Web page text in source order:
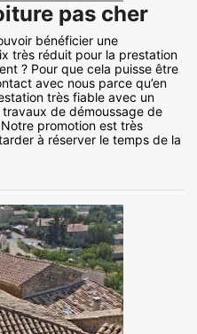
pas cher
bénéficier une
très réduit pour la prestation
? Pour que cela puisse être
avec nous parce qu’en
très fiable avec un
de démoussage de
promotion est très
à réserver le temps de la